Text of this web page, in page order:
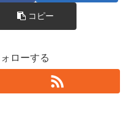
コピー
ローする